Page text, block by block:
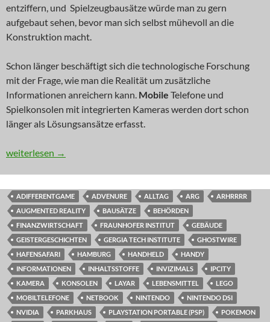
entziffern, und Spielzeugbausätze würde man zu gern
aufgebaut sehen, bevor man sich selbst mühevoll an die
Konstruktion macht.
Schon länger beschäftigt sich die technologische Forschung
mit der Frage, wie man die Realität um zusätzliche
Informationen anreichern kann. Mobile Telefone und
Spielkonsolen mit integrierten Kameras werden dort schon
länger als Lösungsansätze erfasst.
NEWS: Verbesserte Realität
weiterlesen →
ADIFFERENTGAME ADVENURE ALLTAG ARG
ARHRRRR
AUGMENTED REALITY
BAUSÄTZE
BEHÖRDEN
FINANZWIRTSCHAFT
FRAUNHOFER INSTITUT
GEBÄUDE
GEISTERGESCHICHTEN
GERGIA TECH INSTITUTE
GHOSTWIRE
HAFENSAFARI
HAMBURG HANDHELD
HANDY
INFORMATIONEN
INHALTSSTOFFE INVIZIMALS
IPCITY
KAMERA
KONSOLEN LAYAR LEBENSMITTEL
LEGO
MOBILTELEFONE
NETBOOK NINTENDO
NINTENDO DSI
NVIDIA
PARKHAUS PLAYSTATION PORTABLE (PSP) POKEMON